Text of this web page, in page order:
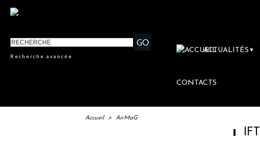
Recherche avancée
ACTUALITÉS ▼
CONTACTS
Accueil > AirMaG
IFTM :